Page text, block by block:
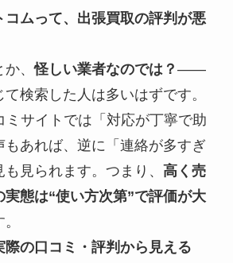
コムって、出張買取の評判が悪
か、怪しい業者なのでは？ ——
検索した人は多いはずです。
ミサイトでは「対応が丁寧で助
もあれば、逆に「連絡が多すぎ
見られます。つまり、 高く売
態は“使い方次第”で評価が大
際の口コミ・評判から見える